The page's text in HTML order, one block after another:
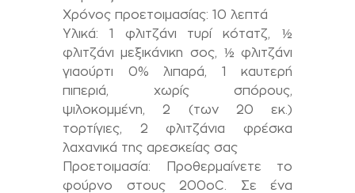
Χρόνος προετοιμασίας: 10 λεπτά
Υλικά: 1 φλιτζάνι τυρί κότατζ, ½
φλιτζάνι μεξικάνικη σος, ½ φλιτζάνι
γιαούρτι 0% λιπαρά, 1 καυτερή
πιπεριά, χωρίς σπόρους,
ψιλοκομμένη, 2 (των 20 εκ.)
τορτίγιες, 2 φλιτζάνια φρέσκα
λαχανικά της αρεσκείας σας
Προετοιμασία: Προθερμαίνετε το
φούρνο στους 200οC. Σε ένα